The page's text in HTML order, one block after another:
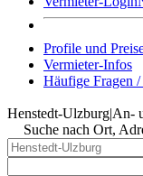
Profile und
Vermieter-Infos
Häufige Fragen
Henstedt-Ulzburg|An-
Suche nach Ort,